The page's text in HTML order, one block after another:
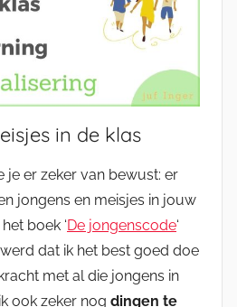
in de klas
je er zeker van bewust: er
jongens en meisjes in jouw
boek ‘De jongenscode‘
dat ik het best goed doe
met al die jongens in
ook zeker nog dingen te